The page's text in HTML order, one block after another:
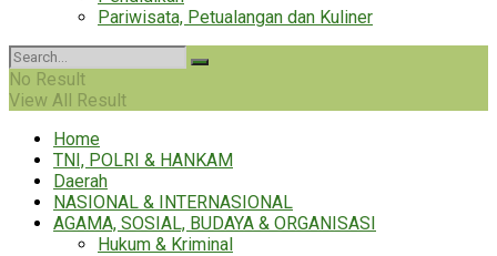
Pariwisata, Petualangan dan Kuliner
No Result
View All Result
Home
TNI, POLRI & HANKAM
Daerah
NASIONAL & INTERNASIONAL
AGAMA, SOSIAL, BUDAYA & ORGANISASI
Hukum & Kriminal